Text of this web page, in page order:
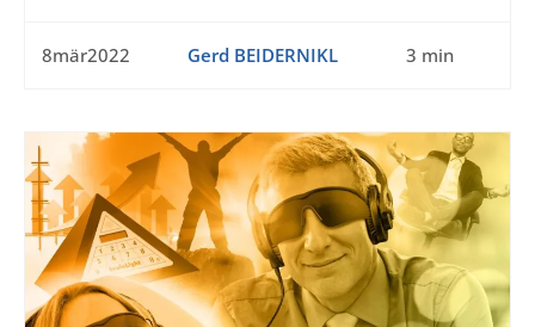
8mär2022 Gerd BEIDERNIKL 3 min